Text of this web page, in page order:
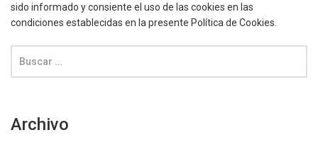
sido informado y consiente el uso de las cookies en las
condiciones establecidas en la presente Política de Cookies.
Archivo